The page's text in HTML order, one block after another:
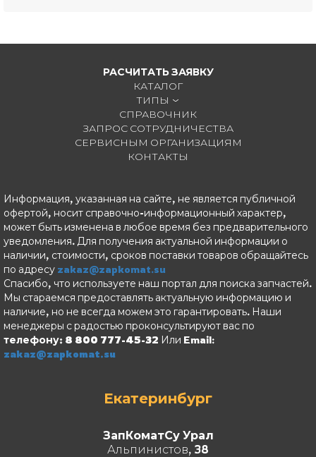
РАСЧИТАТЬ ЗАЯВКУ
КАТАЛОГ
ТИПЫ
СПРАВОЧНИК
ЗАПРОС СОТРУДНИЧЕСТВА
СЕРВИСНЫМ ОРГАНИЗАЦИЯМ
КОНТАКТЫ
Информация, указанная на сайте, не является публичной
офертой, носит справочно-информационный характер,
может быть изменена в любое время без предварительного
уведомления. Для получения актуальной информации о
наличии, стоимости, сроков поставки товаров обращайтесь
по адресу zakaz@zapkomat.su
Спасибо, что используете наш портал для поиска запчастей.
Мы стараемся предоставлять актуальную информацию и
наличие, но не всегда можем это гарантировать. Наши
менеджеры с радостью проконсультируют вас по
телефону: 8 800 777-45-32 Или Email:
zakaz@zapkomat.su
Екатеринбург
ЗапКоматСу Урал
Альпинистов, 38